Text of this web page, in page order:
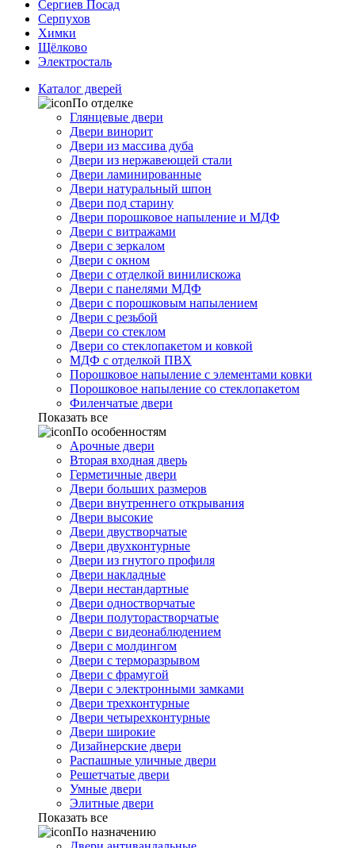
Сергиев Посад
Серпухов
Химки
Щёлково
Электросталь
Каталог дверей
По отделке
Глянцевые двери
Двери винорит
Двери из массива дуба
Двери из нержавеющей стали
Двери ламинированные
Двери натуральный шпон
Двери под старину
Двери порошковое напыление и МДФ
Двери с витражами
Двери с зеркалом
Двери с окном
Двери с отделкой винилискожа
Двери с панелями МДФ
Двери с порошковым напылением
Двери с резьбой
Двери со стеклом
Двери со стеклопакетом и ковкой
МДФ с отделкой ПВХ
Порошковое напыление с элементами ковки
Порошковое напыление со стеклопакетом
Филенчатые двери
Показать все
По особенностям
Арочные двери
Вторая входная дверь
Герметичные двери
Двери больших размеров
Двери внутреннего открывания
Двери высокие
Двери двустворчатые
Двери двухконтурные
Двери из гнутого профиля
Двери накладные
Двери нестандартные
Двери одностворчатые
Двери полуторастворчатые
Двери с видеонаблюдением
Двери с молдингом
Двери с терморазрывом
Двери с фрамугой
Двери с электронными замками
Двери трехконтурные
Двери четырехконтурные
Двери широкие
Дизайнерские двери
Распашные уличные двери
Решетчатые двери
Умные двери
Элитные двери
Показать все
По назначению